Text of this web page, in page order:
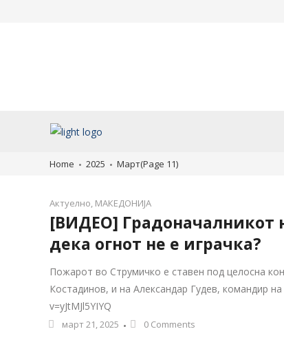
Home 2025 Март(Page 11)
Актуелно, МАКЕДОНИЈА
[ВИДЕО] Градоначалникот
дека огнот не е играчка?
Пожарот во Струмичко е ставен под целосна
Костадинов, и на Александар Гудев, командир
v=yJtMJl5YIYQ
март 21, 2025 0 Comments